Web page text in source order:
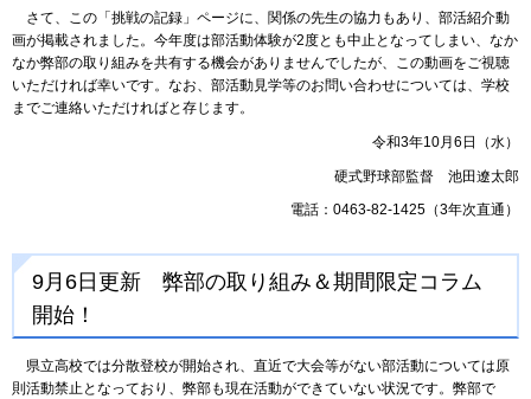
さて、この「挑戦の記録」ページに、関係の先生の協力もあり、部活紹介動
画が掲載されました。今年度は部活動体験が2度とも中止となってしまい、なか
なか弊部の取り組みを共有する機会がありませんでしたが、この動画をご視聴
いただければ幸いです。なお、部活動見学等のお問い合わせについては、学校
までご連絡いただければと存じます。
令和3年10月6日（水）
硬式野球部監督 池田遼太郎
電話：0463-82-1425（3年次直通）
9月6日更新 弊部の取り組み＆期間限定コラム
開始！
県立高校では分散登校が開始され、直近で大会等がない部活動については原
則活動禁止となっており、弊部も現在活動ができていない状況です。弊部で